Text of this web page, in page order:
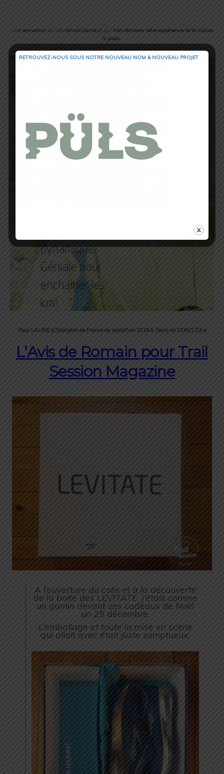
Une sensation qui est dynamisante et qui transformera votre expérience de la course
à pieds.
Paul LALIRE (Champion de France de marathon 2016 à Tours en 02H21’23 »)
L’Avis de Romain pour Trail
Session Magazine
A l’ouverture du colis et à la découverte
de la boite des LEVITATE j’étais comme
un gamin devant ses cadeaux de Noël
un 25 décembre.
L’emballage et toute la mise en scène
qui allait avec était juste somptueux.
RETROUVEZ-NOUS SOUS NOTRE NOUVEAU NOM & NOUVEAU PROJET